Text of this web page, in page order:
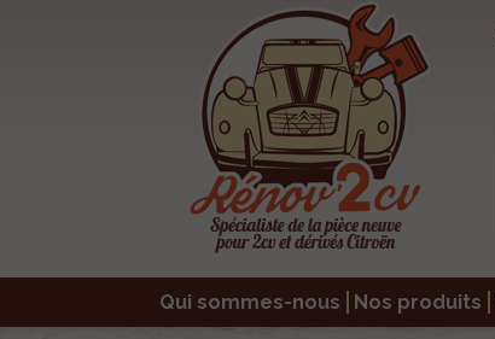
Qui sommes-nous Nos produits